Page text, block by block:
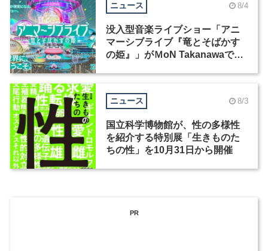
ニュース 8/4
没入型音楽ライブショー「アニ
マーシブライブ『竜とそばかす
の姫』」がＭoN Takanawaで開
ニュース 8/3
国立科学博物館が、性の多様性
を紹介する特別展「生きものた
ちの性」を10月31日から開催
PR